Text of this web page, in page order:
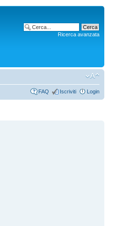
Ricerca avanzata
FAQ Iscriviti Login